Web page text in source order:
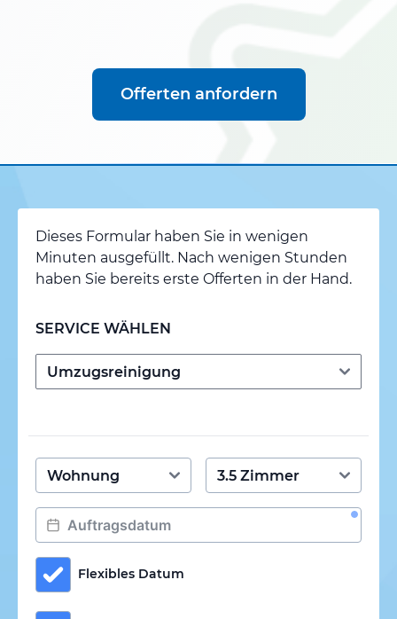
Offerten anfordern
Dieses Formular haben Sie in wenigen
Minuten ausgefüllt. Nach wenigen Stunden
haben Sie bereits erste Offerten in der Hand.
SERVICE WÄHLEN
Flexibles Datum